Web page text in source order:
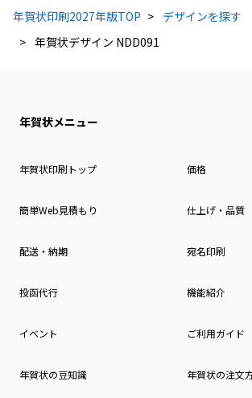
年賀状印刷2027年版TOP
デザインを探す
年賀状デザイン NDD091
年賀状メニュー
年賀状印刷トップ 価格
簡単Web見積もり 仕上げ・品質
配送・納期 宛名印刷
投函代行 機能紹介
イベント ご利用ガイド
年賀状の豆知識 年賀状の注文